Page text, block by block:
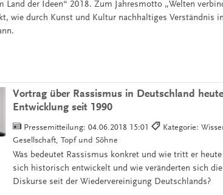
Land der Ideen“ 2018. Zum Jahresmotto „Welten
wie durch Kunst und Kultur nachhaltiges Verständnis
Vortrag über Rassismus in Deutschland
Entwicklung seit 1990
Pressemitteilung:04.06.2018 15:01
Kategorie:
Gesellschaft, Topf und Söhne
Was bedeutet Rassismus konkret und wie tritt er
sich historisch entwickelt und wie veränderten sich
Diskurse seit der Wiedervereinigung Deutschlands?